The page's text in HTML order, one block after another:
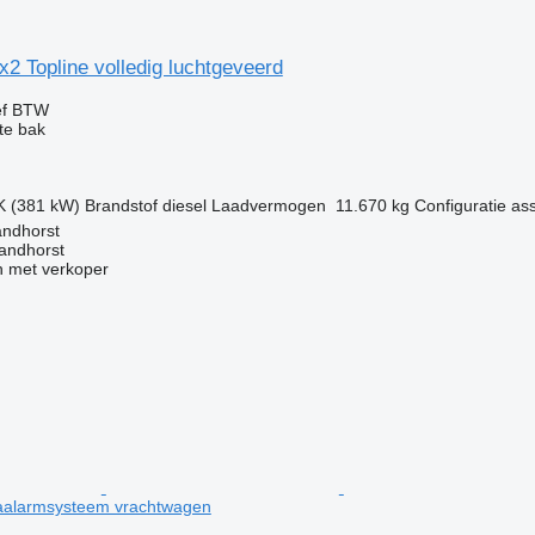
Topline volledig luchtgeveerd
BTW
bak
(381 kW) Brandstof diesel Laadvermogen 11.670 kg Configuratie
met verkoper
vrachtwagen